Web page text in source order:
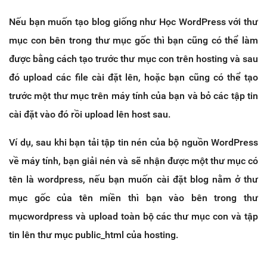
Nếu bạn muốn tạo blog giống như Học WordPress với thư
mục con bên trong thư mục gốc thì bạn cũng có thể làm
được bằng cách tạo trước thư mục con trên hosting và sau
đó upload các file cài đặt lên, hoặc bạn cũng có thể tạo
trước một thư mục trên máy tính của bạn và bỏ các tập tin
cài đặt vào đó rồi upload lên host sau.
Ví dụ, sau khi bạn tải tập tin nén của bộ nguồn WordPress
về máy tính, bạn giải nén và sẽ nhận được một thư mục có
tên là wordpress, nếu bạn muốn cài đặt blog nằm ở thư
mục gốc của tên miền thì bạn vào bên trong thư
mụcwordpress và upload toàn bộ các thư mục con và tập
tin lên thư mục public_html của hosting.